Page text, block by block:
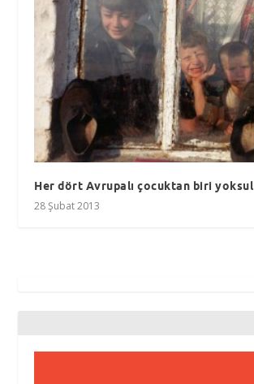
Her dört Avrupalı çocuktan biri yoksul
28 Şubat 2013